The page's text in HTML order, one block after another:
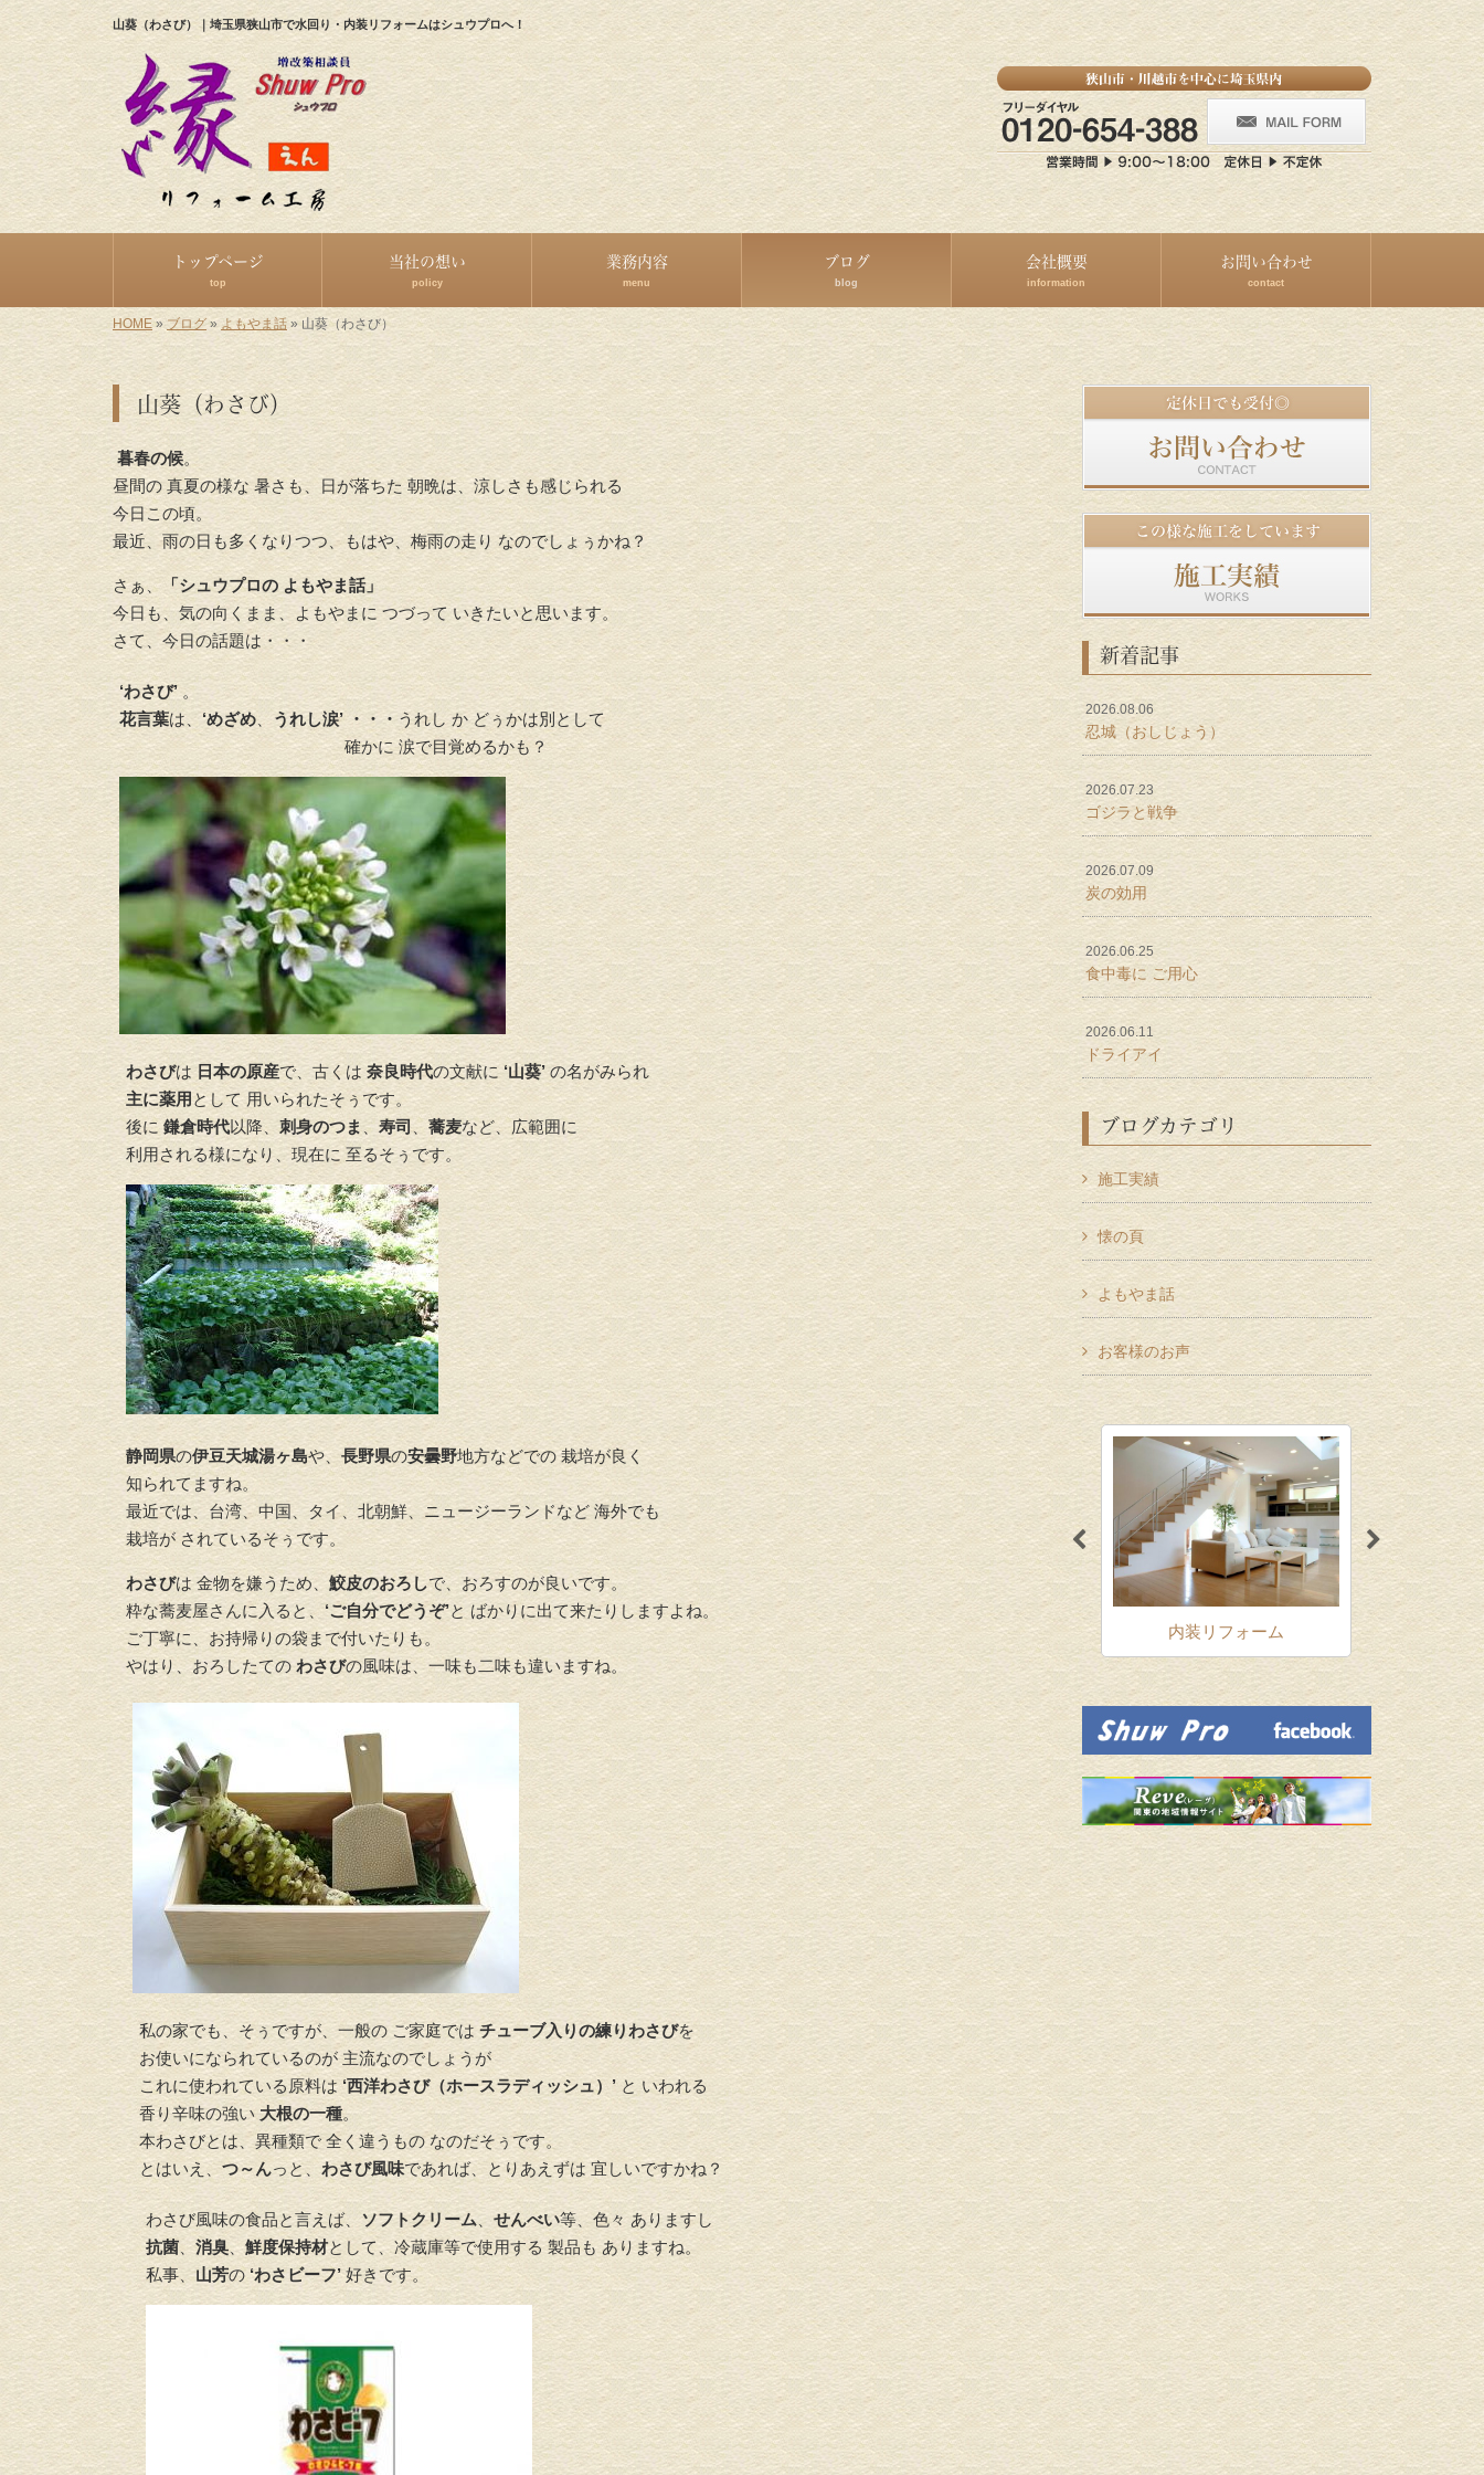
山葵（わさび）｜埼玉県狭山市で水回り・内装リフォームはシュウプロへ！
トップページ
top
当社の想い
policy
業務内容
menu
ブログ
blog
会社概要
information
お問い合わせ
contact
HOME» ブログ » よもやま話 » 山葵（わさび）
山葵（わさび）
暮春の候。
昼間の 真夏の様な 暑さも、日が落ちた 朝晩は、涼しさも感じられる
今日この頃。
最近、雨の日も多くなりつつ、もはや、梅雨の走り なのでしょぅかね？
さぁ、 「シュウプロの よもやま話」
今日も、気の向くまま、よもやまに つづって いきたいと思います。
さて、今日の話題は・・・
‘わさび’ 。
花言葉は、 ‘めざめ うれし涙’ ・・・ うれし か どぅかは別として
確かに 涙で目覚めるかも？
わさびは 日本の原産で、古くは 奈良時代の文献に ‘山葵’の名がみられ
主に薬用 として 用いられたそぅです。
後に 鎌倉時代以降、刺身のつま 、 寿司、 蕎麦など、広範囲に
利用される様になり、現在に 至るそぅです。
静岡県の伊豆天城湯ヶ島や、長野県の安曇野地方などでの 栽培が良く
知られてますね。
最近では、台湾、中国、タイ、北朝鮮、ニュージーランドなど 海外でも
栽培が されているそぅです。
わさびは 金物を嫌うため、 鮫皮のおろしで、おろすのが良いです。
粋な蕎麦屋さんに入ると、‘ご自分でどうぞ’と ばかりに出て来たりしますよね。
ご丁寧に、お持帰りの袋まで付いたりも。
やはり、おろしたての わさびの風味は、一味も二味も違いますね。
私の家でも、そぅですが、一般の ご家庭では チューブ入りの練りわさびを
お使いになられているのが 主流なのでしょうが
これに使われている原料は ‘西洋わさび（ホースラディッシュ）’ と いわれる
香り辛味の強い 大根の一種。
本わさびとは、異種類で 全く違うもの なのだそぅです。
とはいえ、つ～んっと、 わさび風味であれば、とりあえずは 宜しいですかね？
わさび風味の食品と言えば、ソフトクリーム 、 せんべい等、色々 ありますし
抗菌 、 消臭、鮮度保持材として、冷蔵庫等で使用する 製品も ありますね。
私事、山芳の ‘わさビーフ’好きです。
新着記事
2026.08.06
忍城（おしじょう）
2026.07.23
ゴジラと戦争
2026.07.09
炭の効用
2026.06.25
食中毒に ご用心
2026.06.11
ドライアイ
ブログカテゴリ
施工実績
懐の頁
よもやま話
お客様のお声
介護リフォーム・バリアフリ
ーリフォーム
水回りリフォーム 内装リフォーム